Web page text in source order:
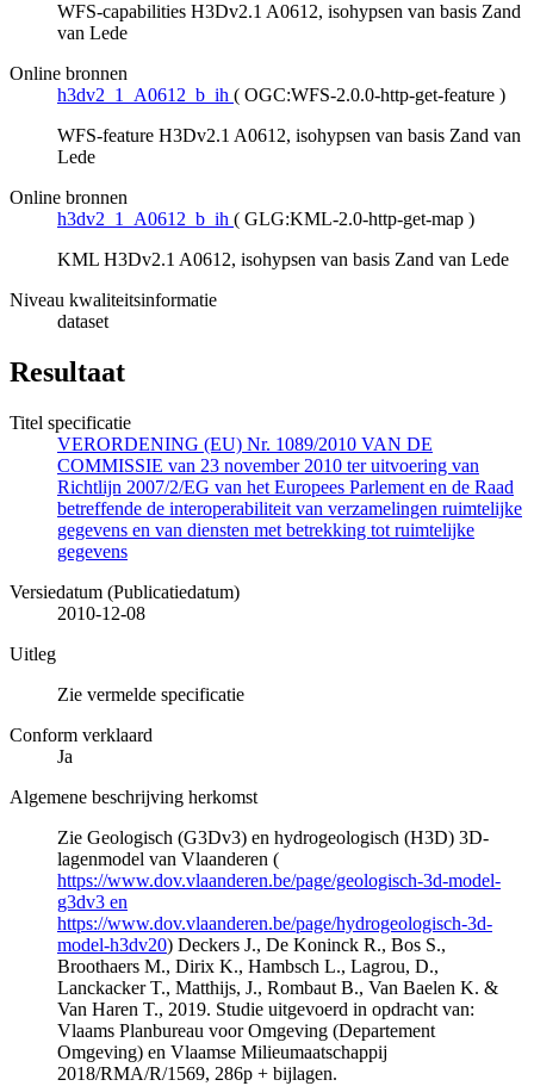
WFS-capabilities H3Dv2.1 A0612, isohypsen van basis Zand
van Lede
Online bronnen
h3dv2_1_A0612_b_ih ( OGC:WFS-2.0.0-http-get-feature )
WFS-feature H3Dv2.1 A0612, isohypsen van basis Zand van
Lede
Online bronnen
h3dv2_1_A0612_b_ih ( GLG:KML-2.0-http-get-map )
KML H3Dv2.1 A0612, isohypsen van basis Zand van Lede
Niveau kwaliteitsinformatie
dataset
Resultaat
Titel specificatie
VERORDENING (EU) Nr. 1089/2010 VAN DE
COMMISSIE van 23 november 2010 ter uitvoering van
Richtlijn 2007/2/EG van het Europees Parlement en de Raad
betreffende de interoperabiliteit van verzamelingen ruimtelijke
gegevens en van diensten met betrekking tot ruimtelijke
gegevens
Versiedatum (Publicatiedatum)
2010-12-08
Uitleg
Zie vermelde specificatie
Conform verklaard
Ja
Algemene beschrijving herkomst
Zie Geologisch (G3Dv3) en hydrogeologisch (H3D) 3D-
lagenmodel van Vlaanderen (
https://www.dov.vlaanderen.be/page/geologisch-3d-model-
g3dv3 en
https://www.dov.vlaanderen.be/page/hydrogeologisch-3d-
model-h3dv20) Deckers J., De Koninck R., Bos S.,
Broothaers M., Dirix K., Hambsch L., Lagrou, D.,
Lanckacker T., Matthijs, J., Rombaut B., Van Baelen K. &
Van Haren T., 2019. Studie uitgevoerd in opdracht van:
Vlaams Planbureau voor Omgeving (Departement
Omgeving) en Vlaamse Milieumaatschappij
2018/RMA/R/1569, 286p + bijlagen.